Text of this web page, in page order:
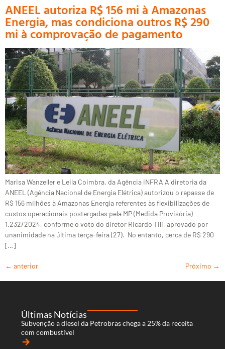
ANEEL autoriza R$ 156 mi à Amazonas
Energia, mas condiciona outros R$ 290
mi à comprovação de pagamento
Marisa Wanzeller e Leila Coimbra, da Agência iNFRA A diretoria da
ANEEL (Agência Nacional de Energia Elétrica) autorizou o repasse de
R$ 156 milhões à Amazonas Energia referentes às flexibilizações de
custos operacionais postergadas pela MP (Medida Provisória)
1.232/2024, conforme o voto do diretor Ricardo Tili, aprovado por
unanimidade na última terça-feira (27). No entanto, cerca de R$ 290
[…]
← anterior Próximo →
Últimas Notícias
Subvenção a diesel da Petrobras chega a 25% da receita
com combustível
arrow_forward